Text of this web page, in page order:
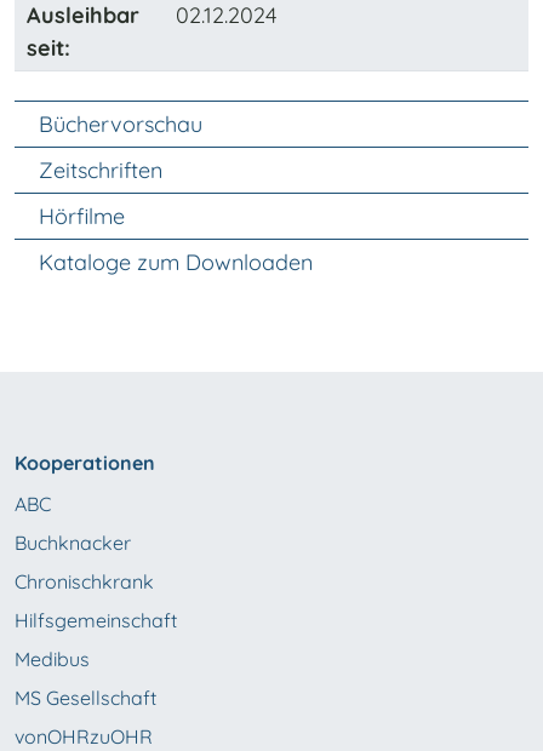
Ausleihbar
seit:
02.12.2024
Unter Navigation
Büchervorschau
Zeitschriften
Hörfilme
Kataloge zum Downloaden
Kooperationen
ABC
Buchknacker
Chronischkrank
Hilfsgemeinschaft
Medibus
MS Gesellschaft
vonOHRzuOHR